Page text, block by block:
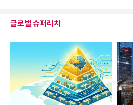
글로벌 슈퍼리치